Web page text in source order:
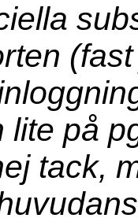
lite på
tack,